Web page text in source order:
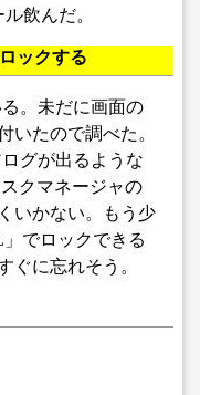
飲んだ。
ックする
。未だに画面の
いたので調べた。
グが出るような
クマネージャの
いかない。もう少
」でロックできる
ぐに忘れそう。